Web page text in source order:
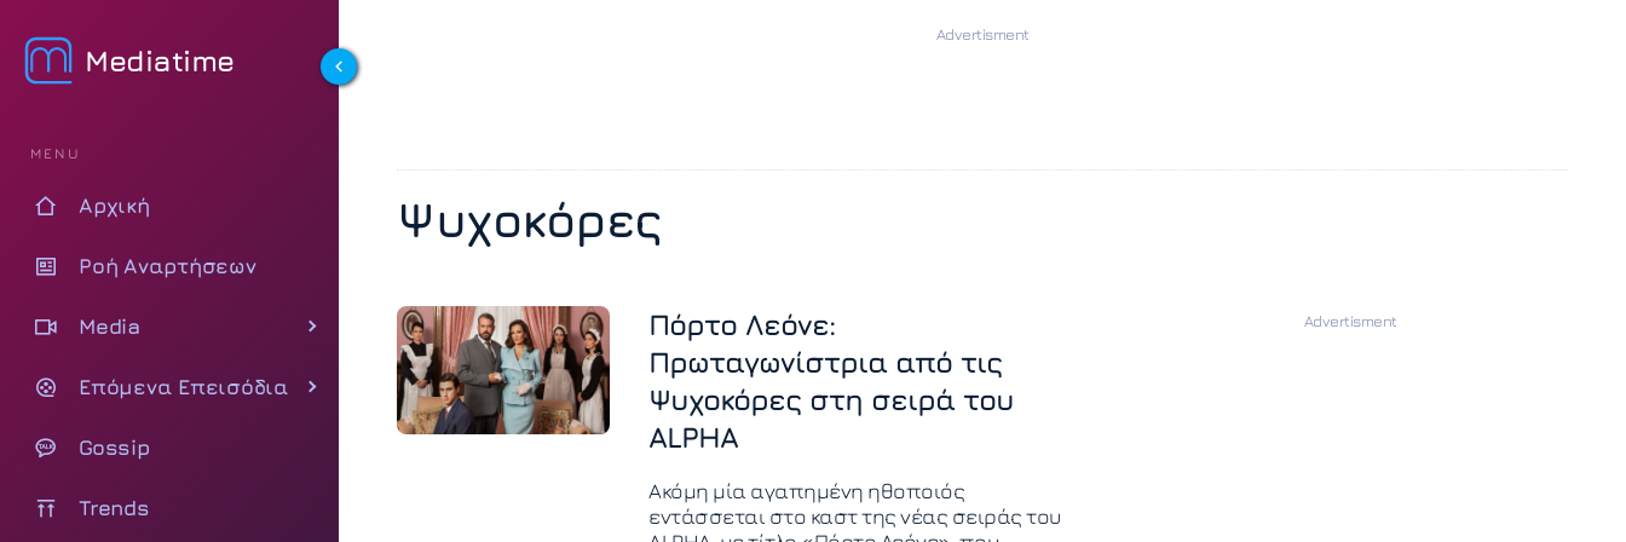
Mediatime
MENU
Αρχική
Ροή Αναρτήσεων
Media
Επόμενα Επεισόδια
Gossip
Trends
Ψυχοκόρες
Πόρτο Λεόνε:
Πρωταγωνίστρια από τις
Ψυχοκόρες στη σειρά του
ALPHA
Ακόμη μία αγαπημένη ηθοποιός
εντάσσεται στο καστ της νέας σειράς του